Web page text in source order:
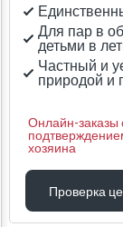
Для пар в
детьми в
Частный и
природой и
Онлайн-заказы
хозяина
Проверка